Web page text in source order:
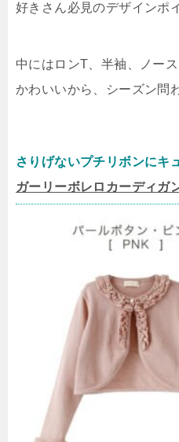
好きさん必見のデザインポ
中にはロンT、半袖、ノー
かわいいから、シーズン問
さりげないプチリボンにキ
ガーリーボレロカーディガ